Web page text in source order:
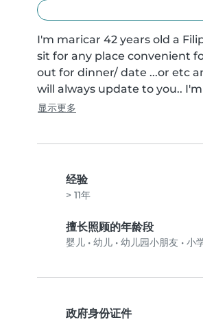
I'm maricar 42 years old a
sit for any place convenient
out for dinner/ date ...or etc
will always update to you..
显示更多
经验
> 11年
擅长照顾的年龄段
婴儿 • 幼儿 • 幼儿园小朋友 • 小
政府身份证件